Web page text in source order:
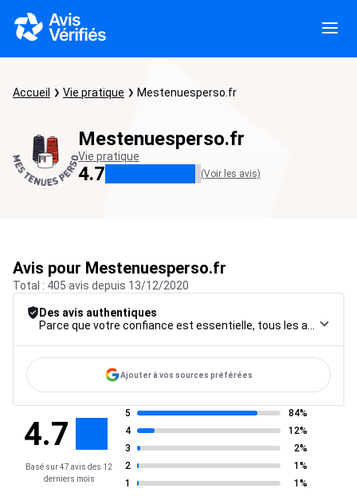
Accueil Vie pratique Mestenuesperso.fr
Mestenuesperso.fr
Vie pratique
4.7 (Voir les avis)
Avis pour Mestenuesperso.fr
Total : 405 avis depuis 13/12/2020
Des avis authentiques
Ajouter à vos sources préférées
4.7
Basé sur 47 avis des 12
derniers mois
5
84%
4
12%
3
2%
2
1%
1
1%